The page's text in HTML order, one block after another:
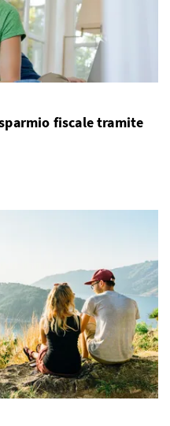
fiscale tramite